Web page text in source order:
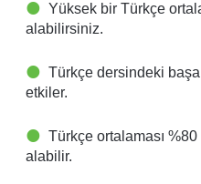
Yüksek bir Türkçe
alabilirsiniz.
Türkçe dersindeki
etkiler.
Türkçe ortalaması
alabilir.